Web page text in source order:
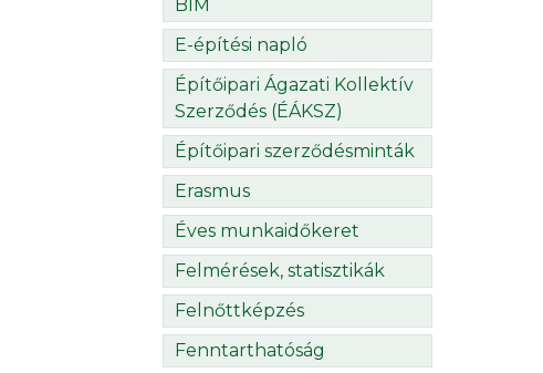
BIM
E-építési napló
Építőipari Ágazati Kollektív
Szerződés (ÉÁKSZ)
Építőipari szerződésminták
Erasmus
Éves munkaidőkeret
Felmérések, statisztikák
Felnőttképzés
Fenntarthatóság